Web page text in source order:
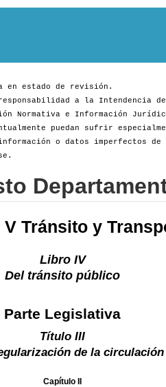
en estado de revisión.
a la Intendencia
Normativa e Información
puedan sufrir
o datos imperfectos de
V Tránsito y
Libro IV
Del tránsito público
Parte Legislativa
Título III
de la circulación
Capítulo II